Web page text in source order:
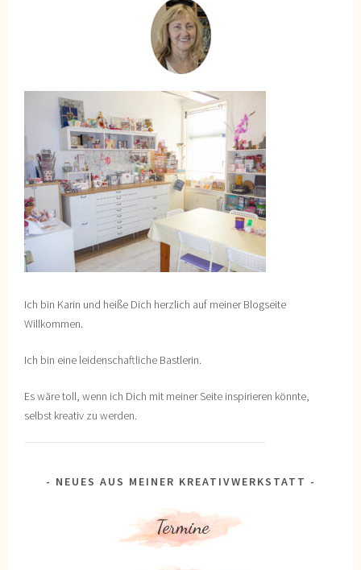
Ich bin Karin und heiße Dich herzlich auf meiner Blogseite
Willkommen.
Ich bin eine leidenschaftliche Bastlerin.
Es wäre toll, wenn ich Dich mit meiner Seite inspirieren könnte,
selbst kreativ zu werden.
NEUES AUS MEINER KREATIVWERKSTATT